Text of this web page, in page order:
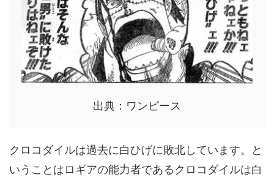
出典：ワンピース
クロコダイルは過去に白ひげに敗北しています。と
いうことはロギアの能力者であるクロコダイルは白